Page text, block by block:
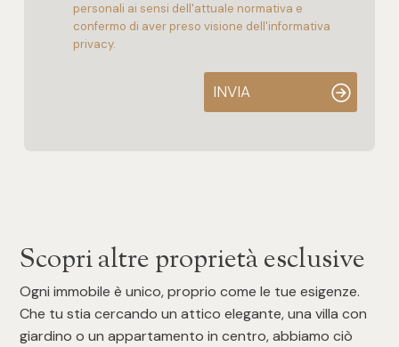
personali ai sensi dell'attuale normativa e
confermo di aver preso visione dell'informativa
privacy.
INVIA
Scopri altre proprietà esclusive
Ogni immobile è unico, proprio come le tue esigenze.
Che tu stia cercando un attico elegante, una villa con
giardino o un appartamento in centro, abbiamo ciò